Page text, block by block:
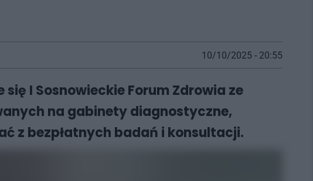
10/10/2025 - 20:55
I Sosnowieckie Forum Zdrowia ze
na gabinety diagnostyczne,
z bezpłatnych badań i konsultacji.